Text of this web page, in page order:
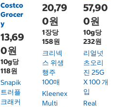
Costco
Grocer
y
13,69
0원
10g당
118원
Snapik
트러플
크래커
20,79
0원
1장당
158원
크리넥
스 위생
행주
100매
Kleenex
Multi
57,90
0원
10g당
232원
리얼넛
츠오리
진 25G
X 100 개
입
Real